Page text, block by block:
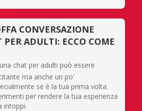
CONVERSAZIONE
PER ADULTI: ECCO COME
chat per adulti può essere
ma anche un po'
se è la tua prima volta.
per rendere la tua esperienza
intoppi.